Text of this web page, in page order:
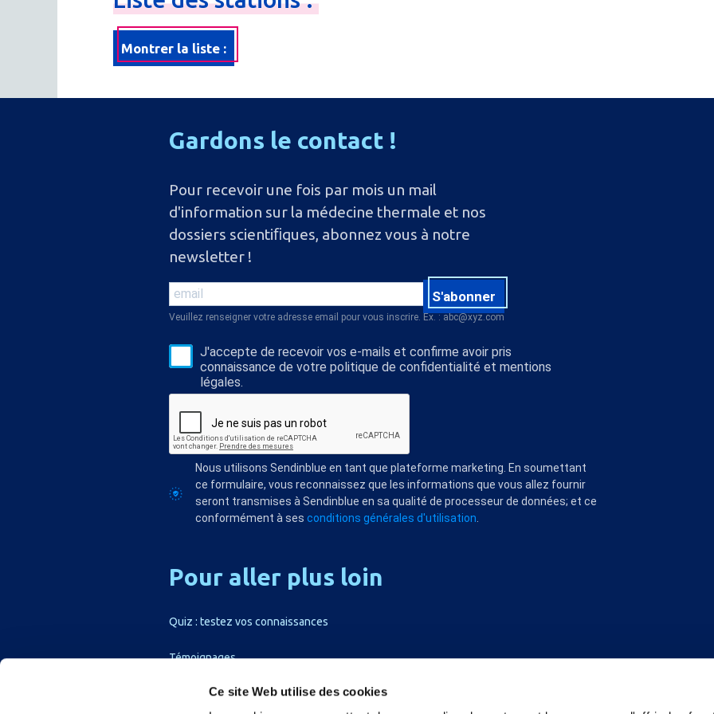
Ce site Web utilise des cookies
Montrer la liste :
Gardons le contact !
Pour recevoir une fois par mois un mail
d'information sur la médecine thermale et nos
dossiers scientiﬁques, abonnez vous à notre
newsletter !
S'abonner
Veuillez renseigner votre adresse email pour vous inscrire. Ex. : abc@xyz.com
J'accepte de recevoir vos e-mails et confirme avoir pris
connaissance de votre politique de confidentialité et mentions
légales.
Nous utilisons Sendinblue en tant que plateforme marketing. En soumettant
ce formulaire, vous reconnaissez que les informations que vous allez fournir
seront transmises à Sendinblue en sa qualité de processeur de données; et ce
conformément à sesconditions générales d'utilisation
Pour aller plus loin
Quiz : testez vos connaissances
Témoignages